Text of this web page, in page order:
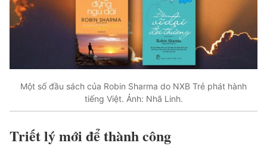
Một số đầu sách của Robin Sharma do NXB Trẻ phát hành
tiếng Việt. Ảnh: Nhã Linh.
Triết lý mới để thành công